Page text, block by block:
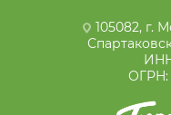
105082, г.
ОГРН: